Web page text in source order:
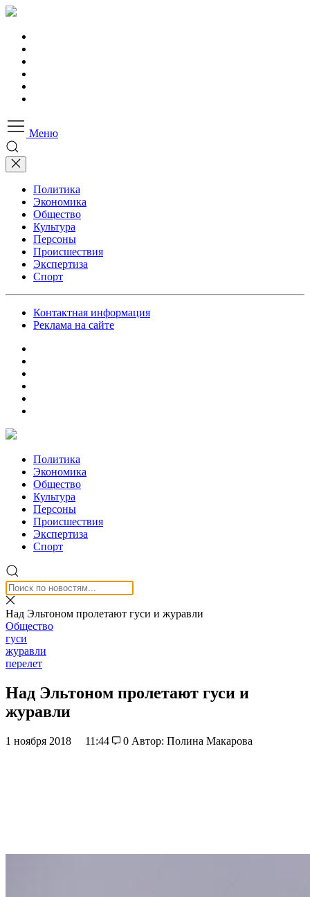
Меню
Политика
Экономика
Общество
Культура
Персоны
Происшествия
Экспертиза
Спорт
Контактная информация
Реклама на сайте
Политика
Экономика
Общество
Культура
Персоны
Происшествия
Экспертиза
Спорт
Над Эльтоном пролетают гуси и журавли
Общество
гуси
журавли
перелет
Над Эльтоном пролетают гуси и
журавли
1 ноября 2018 11:44 0 Автор: Полина Макарова